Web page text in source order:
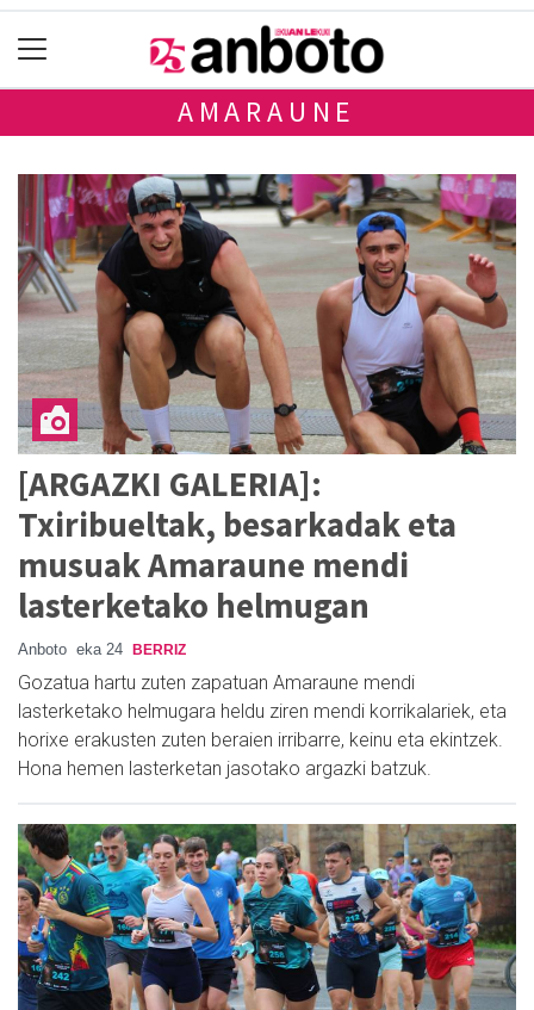
AMARAUNE
[ARGAZKI GALERIA]:
Txiribueltak, besarkadak eta
musuak Amaraune mendi
lasterketako helmugan
Anboto eka 24 BERRIZ
Gozatua hartu zuten zapatuan Amaraune mendi
lasterketako helmugara heldu ziren mendi korrikalariek, eta
horixe erakusten zuten beraien irribarre, keinu eta ekintzek.
Hona hemen lasterketan jasotako argazki batzuk.